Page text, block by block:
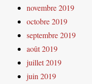
novembre 2019
octobre 2019
septembre 2019
août 2019
juillet 2019
juin 2019